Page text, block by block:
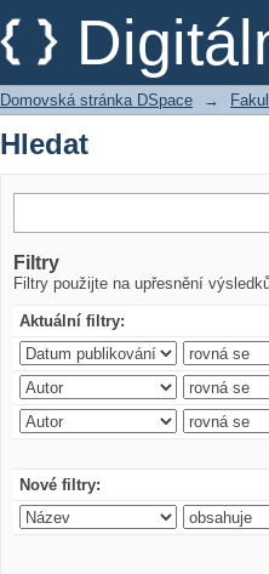
Hledat
Domovská stránka DSpace →
Hledat
Filtry
Filtry použijte na upřesnění
Aktuální filtry:
Nové filtry: